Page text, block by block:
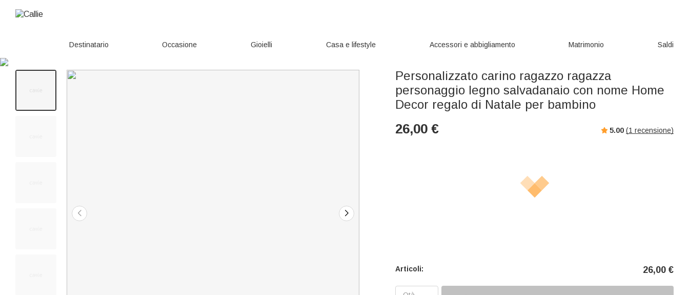
Destinatario Occasione Gioielli Casa e lifestyle Accessori e abbigliamento Matrimonio Saldi
Personalizzato carino ragazzo ragazza
personaggio legno salvadanaio con nome Home
Decor regalo di Natale per bambino
26,00 € 5.00 (1 recensione)
Articoli: 26,00 €